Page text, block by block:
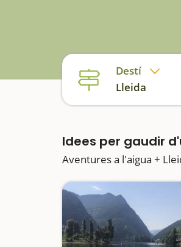
Destí
Lleida
Idees per gaudir
Aventures a l'aigua +